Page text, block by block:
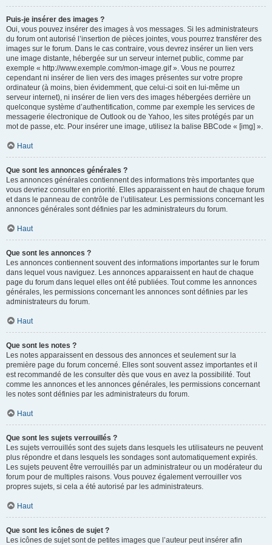
Puis-je insérer des images ?
Oui, vous pouvez insérer des images à vos messages. Si les administrateurs
du forum ont autorisé l’insertion de pièces jointes, vous pourrez transférer des
images sur le forum. Dans le cas contraire, vous devrez insérer un lien vers
une image distante, hébergée sur un serveur internet public, comme par
exemple « http://www.exemple.com/mon-image.gif ». Vous ne pourrez
cependant ni insérer de lien vers des images présentes sur votre propre
ordinateur (à moins, bien évidemment, que celui-ci soit en lui-même un
serveur internet), ni insérer de lien vers des images hébergées derrière un
quelconque système d’authentification, comme par exemple les services de
messagerie électronique de Outlook ou de Yahoo, les sites protégés par un
mot de passe, etc. Pour insérer une image, utilisez la balise BBCode « [img] ».
Haut
Que sont les annonces générales ?
Les annonces générales contiennent des informations très importantes que
vous devriez consulter en priorité. Elles apparaissent en haut de chaque forum
et dans le panneau de contrôle de l’utilisateur. Les permissions concernant les
annonces générales sont définies par les administrateurs du forum.
Haut
Que sont les annonces ?
Les annonces contiennent souvent des informations importantes sur le forum
dans lequel vous naviguez. Les annonces apparaissent en haut de chaque
page du forum dans lequel elles ont été publiées. Tout comme les annonces
générales, les permissions concernant les annonces sont définies par les
administrateurs du forum.
Haut
Que sont les notes ?
Les notes apparaissent en dessous des annonces et seulement sur la
première page du forum concerné. Elles sont souvent assez importantes et il
est recommandé de les consulter dès que vous en avez la possibilité. Tout
comme les annonces et les annonces générales, les permissions concernant
les notes sont définies par les administrateurs du forum.
Haut
Que sont les sujets verrouillés ?
Les sujets verrouillés sont des sujets dans lesquels les utilisateurs ne peuvent
plus répondre et dans lesquels les sondages sont automatiquement expirés.
Les sujets peuvent être verrouillés par un administrateur ou un modérateur du
forum pour de multiples raisons. Vous pouvez également verrouiller vos
propres sujets, si cela a été autorisé par les administrateurs.
Haut
Que sont les icônes de sujet ?
Les icônes de sujet sont de petites images que l’auteur peut insérer afin